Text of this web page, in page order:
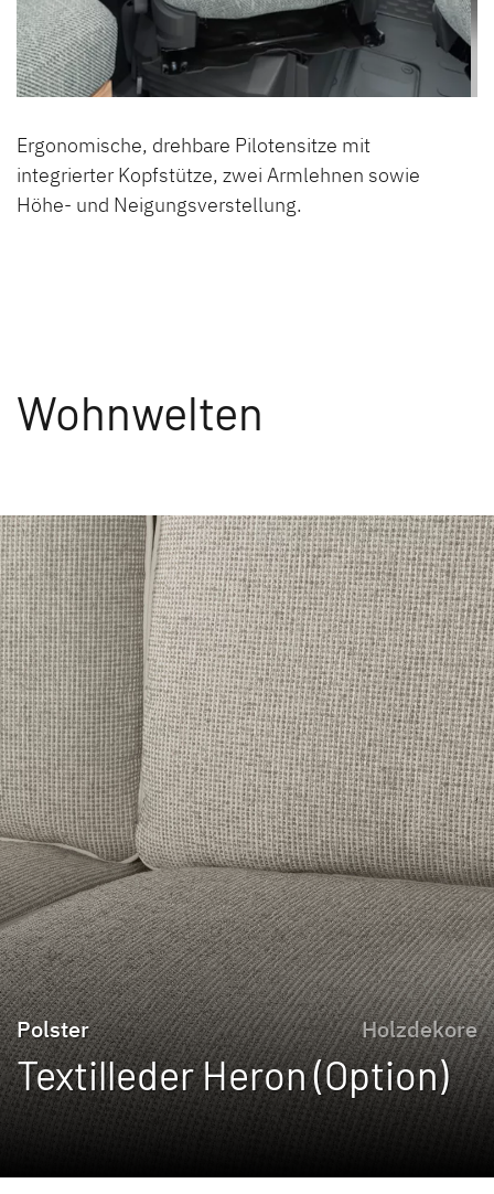
Ergonomische, drehbare Pilotensitze mit
integrierter Kopfstütze, zwei Armlehnen sowie
Höhe- und Neigungsverstellung.
Wohnwelten
Textilleder Heron (Option)
Polster Holzdekore